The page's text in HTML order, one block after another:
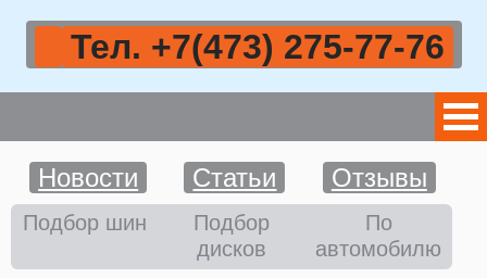
Тел. +7(473) 275-77-76
Шины
Диски
Новости Статьи Отзывы
Подбор шин
Подбор
дисков
По
автомобилю